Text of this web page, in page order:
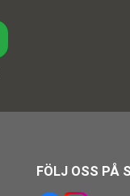
FÖLJ OSS PÅ